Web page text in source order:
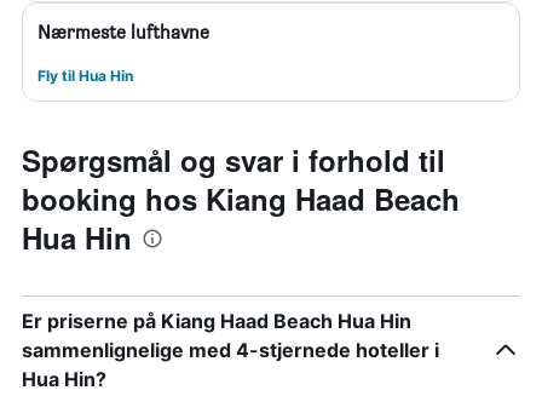
Nærmeste lufthavne
Fly til Hua Hin
Spørgsmål og svar i forhold til
booking hos Kiang Haad Beach
Hua Hin
Er priserne på Kiang Haad Beach Hua Hin
sammenlignelige med 4-stjernede hoteller i
Hua Hin?